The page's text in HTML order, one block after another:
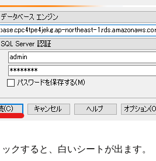
クすると、白いシートが出ます。